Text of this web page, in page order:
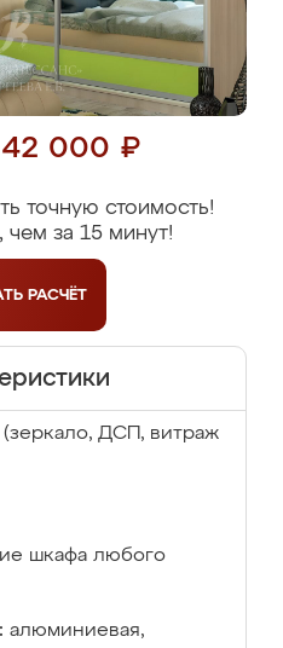
42 000 ₽
точную стоимость!
за 15 минут!
РАСЧЁТ
ДСП, витраж
шкафа любого
алюминиевая,